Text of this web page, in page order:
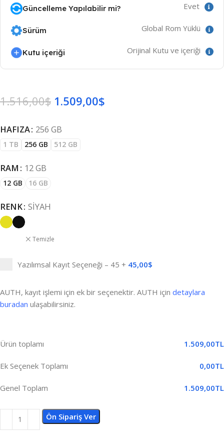
Güncelleme Yapılabilir mi? Evet
Sürüm Global Rom Yüklü
Kutu içeriği Orijinal Kutu ve içeriği
1.516,00$ 1.509,00$
HAFIZA 256 GB
1 TB 256 GB 512 GB
RAM 12 GB
12 GB 16 GB
RENK SIYAH
Temizle
Yazılımsal Kayıt Seçeneği – 45 + 45,00$
AUTH, kayıt işlemi için ek bir seçenektir. AUTH içindetaylara
buradan ulaşabilirsiniz.
Ürün toplamı 1.509,00TL
Ek Seçenek Toplamı 0,00TL
Genel Toplam 1.509,00TL
Ön Sipariş Ver